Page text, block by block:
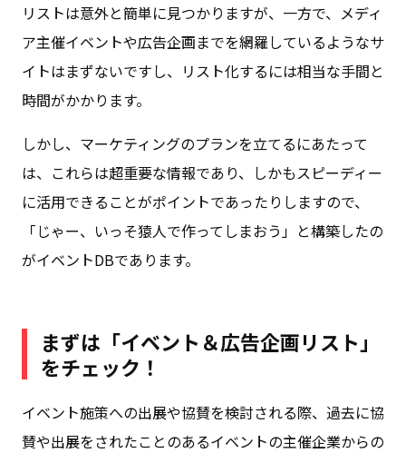
リストは意外と簡単に見つかりますが、一方で、メディ
ア主催イベントや広告企画までを網羅しているようなサ
イトはまずないですし、リスト化するには相当な手間と
時間がかかります。
しかし、マーケティングのプランを立てるにあたって
は、これらは超重要な情報であり、しかもスピーディー
に活用できることがポイントであったりしますので、
「じゃー、いっそ猿人で作ってしまおう」と構築したの
がイベントDBであります。
まずは「イベント＆広告企画リスト」
をチェック！
イベント施策への出展や協賛を検討される際、過去に協
賛や出展をされたことのあるイベントの主催企業からの